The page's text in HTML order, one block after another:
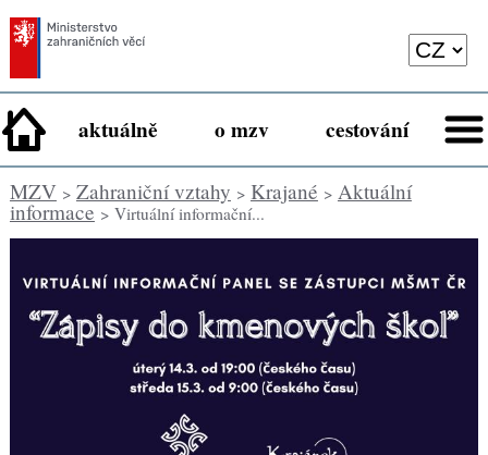
aktuálně o mzv cestování
MZV> Zahraniční vztahy > Krajané > Aktuální
informace > Virtuální informační...